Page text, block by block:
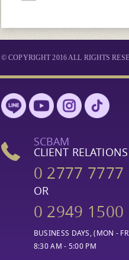
© COPYRIGHT 2016 ALL RIGHTS
SCBAM
CLIENT RELATIONS
0 2777 7777
OR
0 2949 1500
BUSINESS DAYS, (MON -
8:30 AM - 5:00 PM